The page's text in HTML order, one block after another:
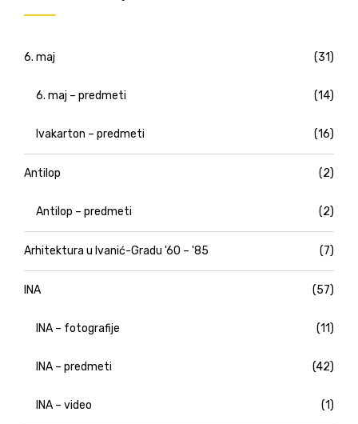
6. maj (31)
6. maj – predmeti (14)
Ivakarton – predmeti (16)
Antilop (2)
Antilop – predmeti (2)
Arhitektura u Ivanić-Gradu '60 – '85 (7)
INA (57)
INA – fotografije (11)
INA – predmeti (42)
INA – video (1)